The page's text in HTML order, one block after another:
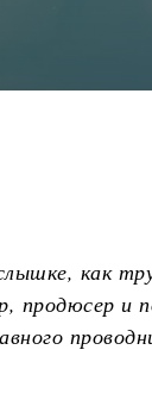
как
и